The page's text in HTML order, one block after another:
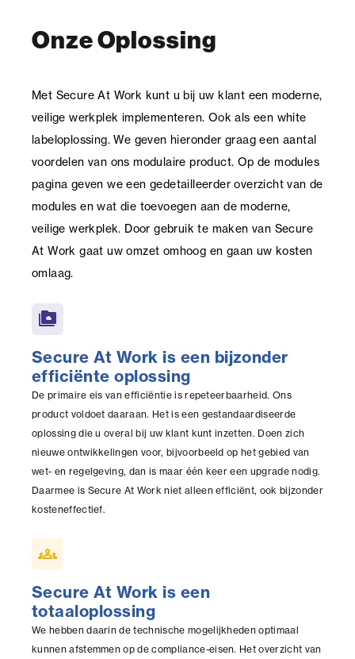
Onze Oplossing
Met Secure At Work kunt u bij uw klant een moderne,
veilige werkplek implementeren. Ook als een white
labeloplossing. We geven hieronder graag een aantal
voordelen van ons modulaire product. Op de modules
pagina geven we een gedetailleerder overzicht van de
modules en wat die toevoegen aan de moderne,
veilige werkplek. Door gebruik te maken van Secure
At Work gaat uw omzet omhoog en gaan uw kosten
omlaag.
smb_share
Secure At Work is een bijzonder
efficiënte oplossing
De primaire eis van efficiëntie is repeteerbaarheid. Ons
product voldoet daaraan. Het is een gestandaardiseerde
oplossing die u overal bij uw klant kunt inzetten. Doen zich
nieuwe ontwikkelingen voor, bijvoorbeeld op het gebied van
wet- en regelgeving, dan is maar één keer een upgrade nodig.
Daarmee is Secure At Work niet alleen efficiënt, ook bijzonder
kosteneffectief.
groups
Secure At Work is een
totaaloplossing
We hebben daarin de technische mogelijkheden optimaal
kunnen afstemmen op de compliance-eisen. Het overzicht van